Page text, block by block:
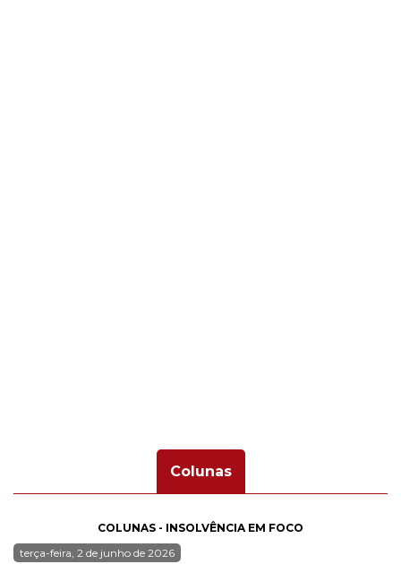
Colunas
COLUNAS - INSOLVÊNCIA EM FOCO
terça-feira, 2 de junho de 2026